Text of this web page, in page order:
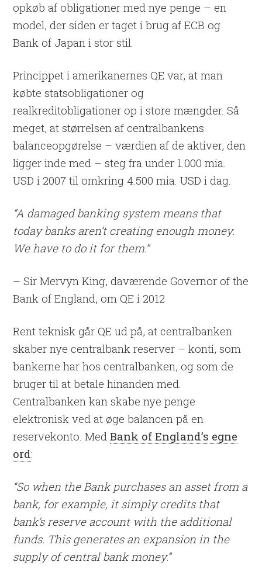
opkøb af obligationer med nye penge – en
model, der siden er taget i brug af ECB og
Bank of Japan i stor stil.
Princippet i amerikanernes QE var, at man
købte statsobligationer og
realkreditobligationer op i store mængder. Så
meget, at størrelsen af centralbankens
balanceopgørelse – værdien af de aktiver, den
ligger inde med – steg fra under 1.000 mia.
USD i 2007 til omkring 4.500 mia. USD i dag.
“A damaged banking system means that
today banks aren’t creating enough money.
We have to do it for them.”
– Sir Mervyn King, daværende Governor of the
Bank of England, om QE i 2012
Rent teknisk går QE ud på, at centralbanken
skaber nye centralbank reserver – konti, som
bankerne har hos centralbanken, og som de
bruger til at betale hinanden med.
Centralbanken kan skabe nye penge
elektronisk ved at øge balancen på en
reservekonto. MedBank of England’s egne
ord:
“So when the Bank purchases an asset from a
bank, for example, it simply credits that
bank’s reserve account with the additional
funds. This generates an expansion in the
supply of central bank money.”